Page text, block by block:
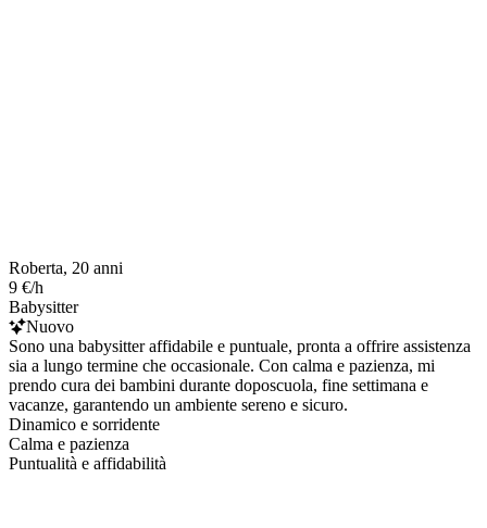
Roberta, 20 anni
9 €/h
Babysitter
Nuovo
Sono una babysitter affidabile e puntuale, pronta a offrire assistenza
sia a lungo termine che occasionale. Con calma e pazienza, mi
prendo cura dei bambini durante doposcuola, fine settimana e
vacanze, garantendo un ambiente sereno e sicuro.
Dinamico e sorridente
Calma e pazienza
Puntualità e affidabilità